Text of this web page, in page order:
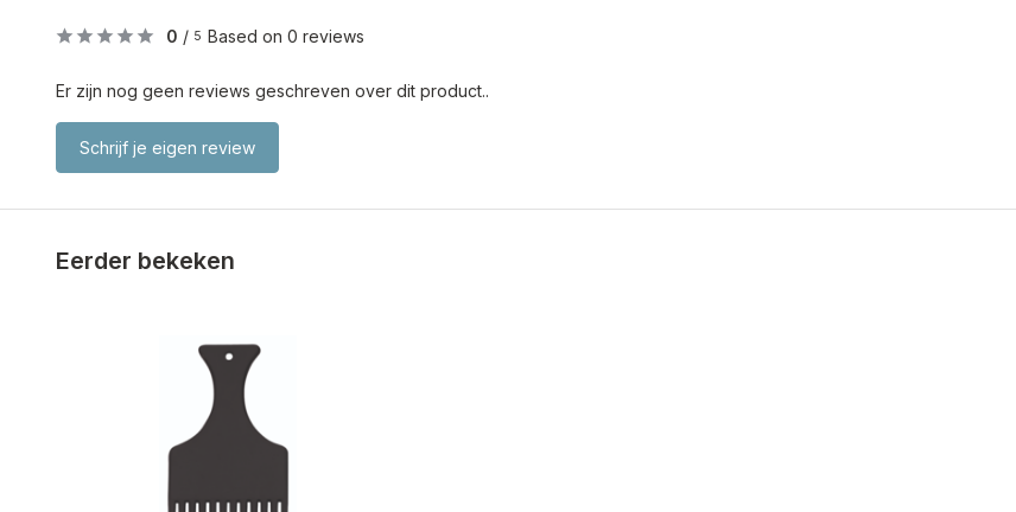
0 / 5 Based on 0 reviews
Er zijn nog geen reviews geschreven over dit product..
Schrijf je eigen review
Eerder bekeken